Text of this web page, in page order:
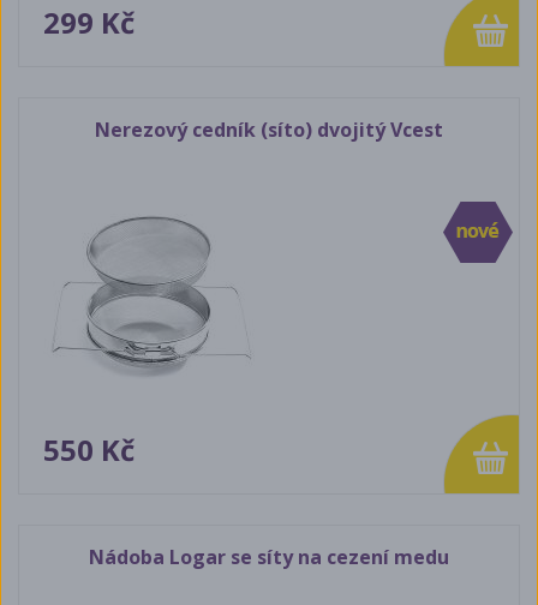
299 Kč
Nerezový cedník (síto) dvojitý Vcest
550 Kč
Nádoba Logar se síty na cezení medu